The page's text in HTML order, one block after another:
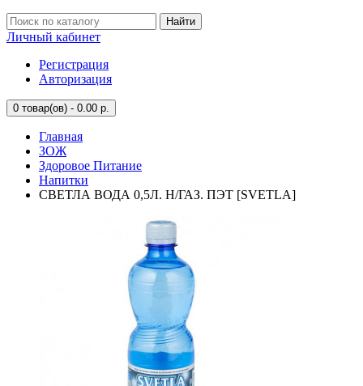
Найти
Личный кабинет
Регистрация
Авторизация
0 товар(ов) - 0.00 р.
Главная
ЗОЖ
Здоровое Питание
Напитки
СВЕТЛА ВОДА 0,5Л. Н/ГАЗ. ПЭТ [SVETLA]